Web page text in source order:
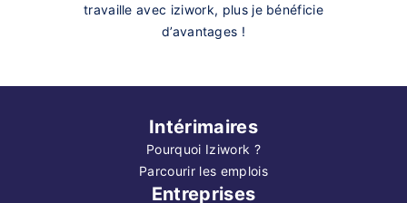
travaille avec iziwork, plus je bénéficie
d’avantages !
Intérimaires
Pourquoi Iziwork ?
Parcourir les emplois
Entreprises